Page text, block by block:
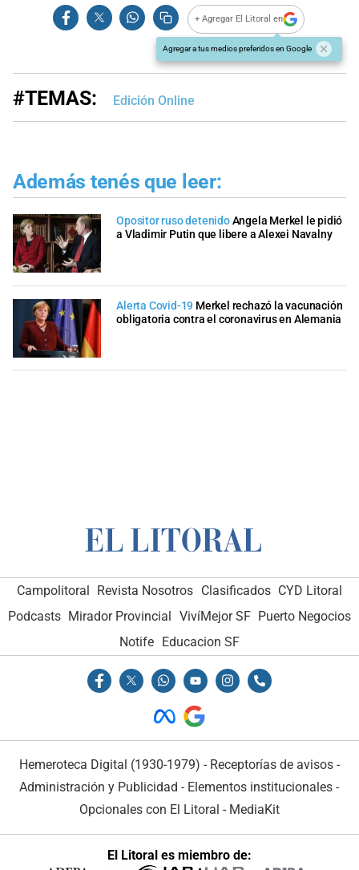
+ Agregar El Litoral en
Agregar a tus medios preferidos en Google
#TEMAS: Edición Online
Además tenés que leer:
Opositor ruso detenidoAngela Merkel le pidió
a Vladimir Putin que libere a Alexei Navalny
Alerta Covid-19 Merkel rechazó la vacunación
obligatoria contra el coronavirus en Alemania
Campolitoral Revista Nosotros Clasificados CYD Litoral
Podcasts Mirador Provincial VivíMejor SF Puerto Negocios
Notife Educacion SF
Hemeroteca Digital (1930-1979) - Receptorías de avisos -
Administración y Publicidad - Elementos institucionales -
Opcionales con El Litoral - MediaKit
El Litoral es miembro de: